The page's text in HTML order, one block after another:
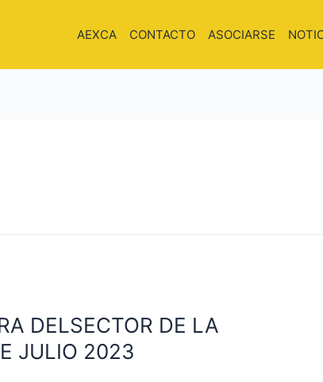
AEXCA CONTACTO ASOCIARSE
DELSECTOR DE LA
JULIO 2023